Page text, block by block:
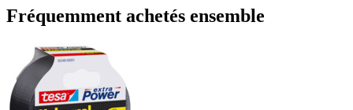
Fréquemment achetés ensemble